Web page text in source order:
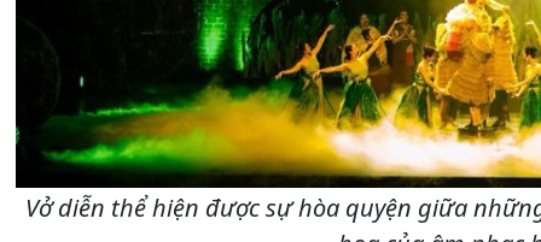
Vở diễn thể hiện được sự hòa quyện giữa